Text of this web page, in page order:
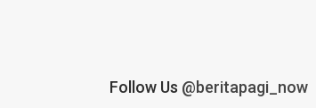
Follow Us @beritapagi_now